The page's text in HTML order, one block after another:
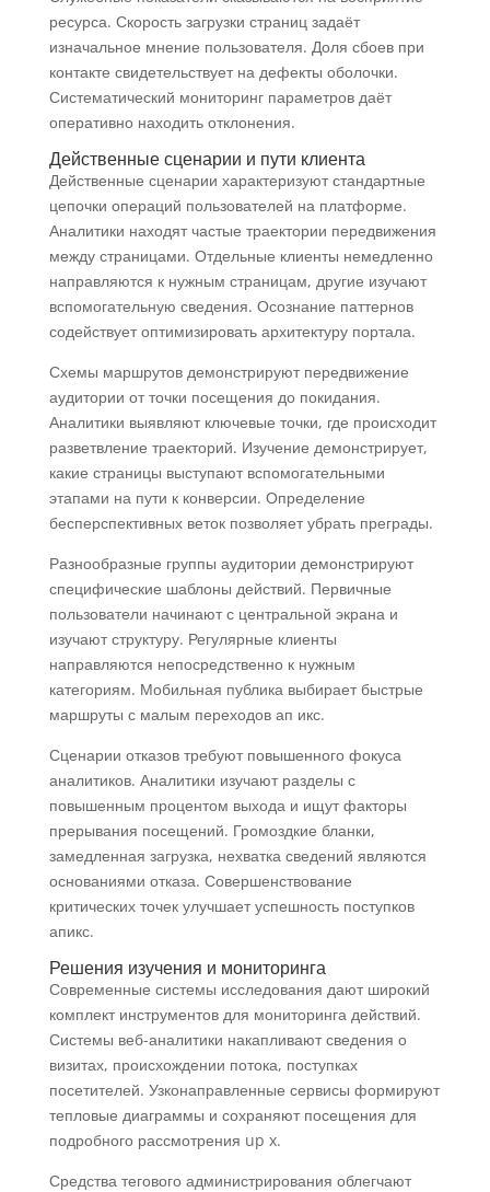
ресурса. Скорость загрузки страниц задаёт
изначальное мнение пользователя. Доля сбоев при
контакте свидетельствует на дефекты оболочки.
Систематический мониторинг параметров даёт
оперативно находить отклонения.
Действенные сценарии и пути клиента
Действенные сценарии характеризуют стандартные
цепочки операций пользователей на платформе.
Аналитики находят частые траектории передвижения
между страницами. Отдельные клиенты немедленно
направляются к нужным страницам, другие изучают
вспомогательную сведения. Осознание паттернов
содействует оптимизировать архитектуру портала.
Схемы маршрутов демонстрируют передвижение
аудитории от точки посещения до покидания.
Аналитики выявляют ключевые точки, где происходит
разветвление траекторий. Изучение демонстрирует,
какие страницы выступают вспомогательными
этапами на пути к конверсии. Определение
бесперспективных веток позволяет убрать преграды.
Разнообразные группы аудитории демонстрируют
специфические шаблоны действий. Первичные
пользователи начинают с центральной экрана и
изучают структуру. Регулярные клиенты
направляются непосредственно к нужным
категориям. Мобильная публика выбирает быстрые
маршруты с малым переходов ап икс.
Сценарии отказов требуют повышенного фокуса
аналитиков. Аналитики изучают разделы с
повышенным процентом выхода и ищут факторы
прерывания посещений. Громоздкие бланки,
замедленная загрузка, нехватка сведений являются
основаниями отказа. Совершенствование
критических точек улучшает успешность поступков
апикс.
Решения изучения и мониторинга
Современные системы исследования дают широкий
комплект инструментов для мониторинга действий.
Системы веб-аналитики накапливают сведения о
визитах, происхождении потока, поступках
посетителей. Узконаправленные сервисы формируют
тепловые диаграммы и сохраняют посещения для
подробного рассмотрения up x.
Средства тегового администрирования облегчают